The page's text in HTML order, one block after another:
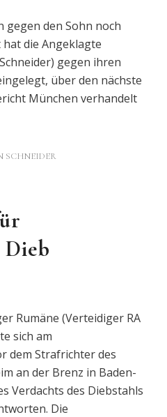
gegen den Sohn noch
die Angeklagte
gegen ihren
über den nächste
München verhandelt
SCHNEIDER
Rumäne (Verteidiger RA
sich am
dem Strafrichter des
an der Brenz in Baden-
Verdachts des Diebstahls
Die